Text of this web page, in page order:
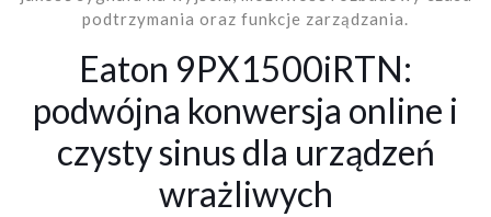
podtrzymania oraz funkcje zarządzania.
Eaton 9PX1500iRTN:
podwójna konwersja online i
czysty sinus dla urządzeń
wrażliwych